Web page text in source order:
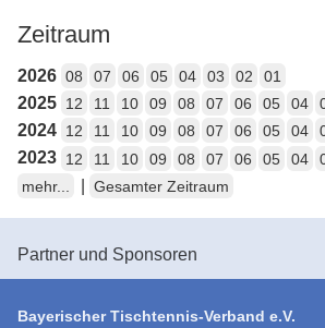
Zeitraum
2026 08 07 06 05 04 03 02 01
2025 12 11 10 09 08 07 06 05 04
2024 12 11 10 09 08 07 06 05 04
2023 12 11 10 09 08 07 06 05 04
mehr...
Gesamter Zeitraum
Partner und Sponsoren
Bayerischer Tischtennis-Verband e.V.